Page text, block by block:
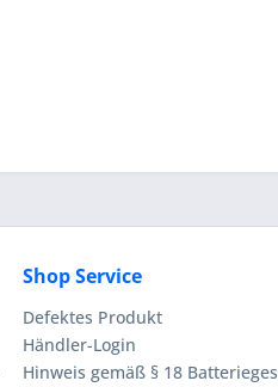
Shop Service
Defektes Produkt
Händler-Login
Hinweis gemäß § 18